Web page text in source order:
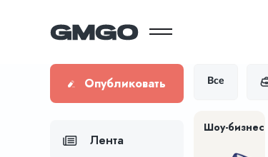
Опубликовать
Лента
Все
Шоу-бизнес